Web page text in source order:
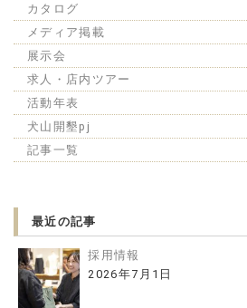
カタログ
メディア掲載
展示会
求人・店内ツアー
活動年表
犬山開墾pj
記事一覧
最近の記事
採用情報
2026年7月1日